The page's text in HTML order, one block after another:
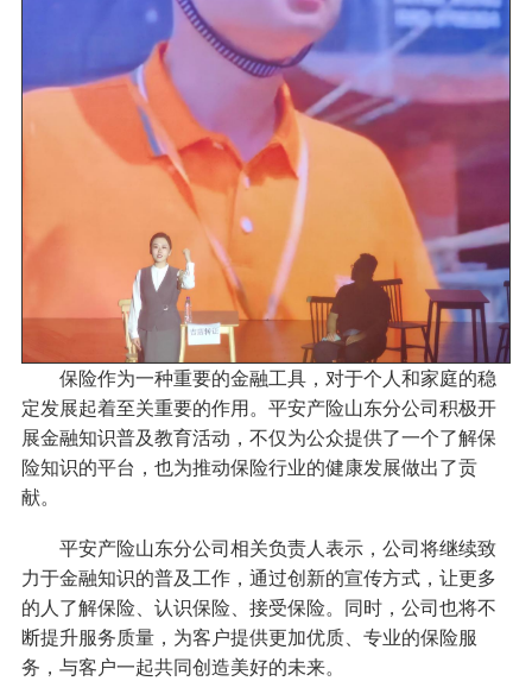
保险作为一种重要的金融工具，对于个人和家庭的稳
定发展起着至关重要的作用。平安产险山东分公司积极开
展金融知识普及教育活动，不仅为公众提供了一个了解保
险知识的平台，也为推动保险行业的健康发展做出了贡
献。
平安产险山东分公司相关负责人表示，公司将继续致
力于金融知识的普及工作，通过创新的宣传方式，让更多
的人了解保险、认识保险、接受保险。同时，公司也将不
断提升服务质量，为客户提供更加优质、专业的保险服
务，与客户一起共同创造美好的未来。